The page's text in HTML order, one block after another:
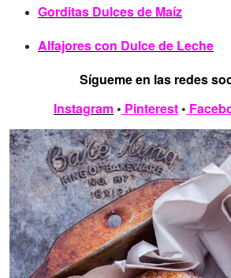
Gorditas Dulces de Maíz
Alfajores con Dulce de Leche
Sígueme en las redes
Instagram • Pinterest •